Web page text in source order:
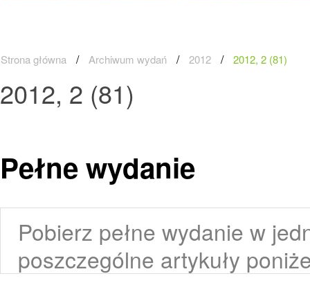
Strona główna Archiwum wydań 2012 2012, 2 (81)
2012, 2 (81)
Pełne wydanie
Pobierz pełne wydanie w
poszczególne artykuły